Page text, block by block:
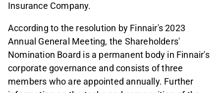
Insurance Company.
According to the resolution by Finnair's 2023
Annual General Meeting, the Shareholders'
Nomination Board is a permanent body in Finnair's
corporate governance and consists of three
members who are appointed annually. Further